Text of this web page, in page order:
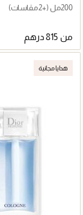
200مل (+2 مقاسات)
من
هدايا مجانية